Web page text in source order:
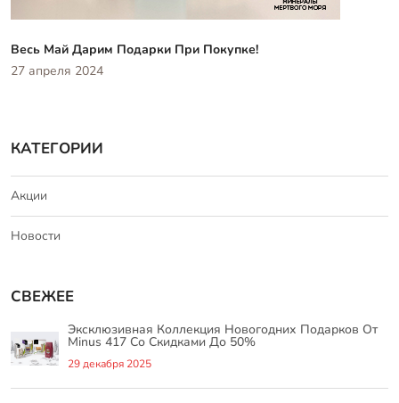
Весь Май Дарим Подарки При Покупке!
27 апреля 2024
КАТЕГОРИИ
Акции
Новости
СВЕЖЕЕ
Эксклюзивная Коллекция Новогодних Подарков От
Minus 417 Со Скидками До 50%
29 декабря 2025